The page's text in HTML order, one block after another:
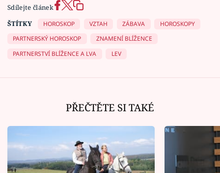
Sdílejte článek
ŠTÍTKY
HOROSKOP VZTAH ZÁBAVA
HOROSKOPY
PARTNERSKÝ HOROSKOP
ZNAMENÍ BLÍŽENCE
PARTNERSTVÍ BLÍŽENCE A LVA
LEV
PŘEČTĚTE SI TAKÉ